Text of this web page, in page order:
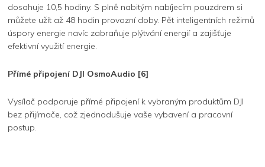
dosahuje 10,5 hodiny. S plně nabitým nabíjecím pouzdrem si
můžete užít až 48 hodin provozní doby. Pět inteligentních režimů
úspory energie navíc zabraňuje plýtvání energií a zajišťuje
efektivní využití energie.
Přímé připojení DJI OsmoAudio [6]
Vysílač podporuje přímé připojení k vybraným produktům DJI
bez přijímače, což zjednodušuje vaše vybavení a pracovní
postup.